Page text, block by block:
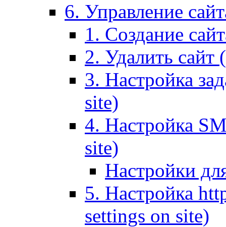
6. Управление
1. Создание
2. Удалить сайт
3. Настройка
site)
4. Настройка
site)
Настройки
5. Настройка
settings on site)